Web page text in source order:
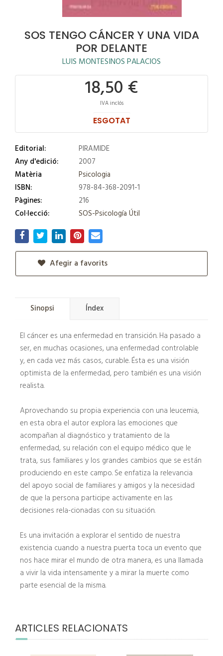
SOS TENGO CÁNCER Y UNA VIDA
POR DELANTE
LUIS MONTESINOS PALACIOS
18,50 €
IVA inclós
ESGOTAT
Editorial:
PIRAMIDE
Any d'edició:
2007
Matèria
Psicologia
ISBN:
978-84-368-2091-1
Pàgines:
216
Col·lecció:
SOS-Psicología Útil
Afegir a favorits
Sinopsi Índex
El cáncer es una enfermedad en transición. Ha pasado a
ser, en muchas ocasiones, una enfermedad controlable
y, en cada vez más casos, curable. Ésta es una visión
optimista de la enfermedad, pero también es una visión
realista.
Aprovechando su propia experiencia con una leucemia,
en esta obra el autor explora las emociones que
acompañan al diagnóstico y tratamiento de la
enfermedad, su relación con el equipo médico que le
trata, sus familiares y los grandes cambios que se están
produciendo en este campo. Se enfatiza la relevancia
del apoyo social de familiares y amigos y la necesidad
de que la persona participe activamente en las
decisiones rela-cionadas con su situación.
Es una invitación a explorar el sentido de nuestra
existencia cuando a nuestra puerta toca un evento que
nos hace mirar el mundo de otra manera, es una llamada
a vivir la vida intensamente y a mirar la muerte como
parte esencial de la misma.
ARTICLES RELACIONATS